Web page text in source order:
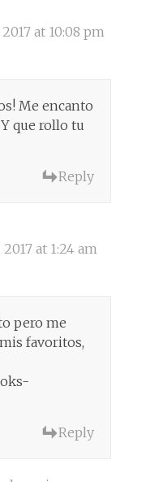
at 10:08 pm
Me encanto
que rollo tu
Reply
at 1:24 am
pero me
favoritos,
Reply